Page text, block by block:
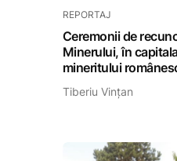
REPORTAJ
Ceremonii de
Minerului, în
mineritului
Tiberiu Vințan